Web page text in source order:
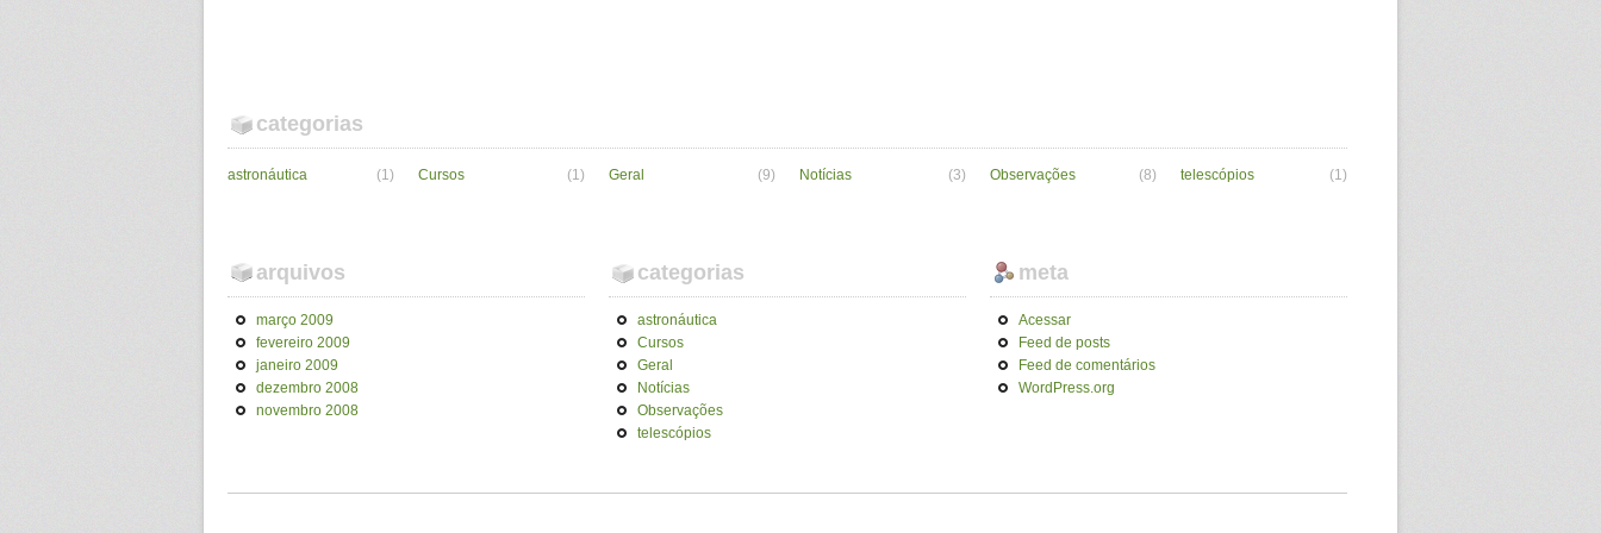
categorias
astronáutica (1) Cursos (1) Geral (9) Notícias (3) Observações (8) telescópios (1)
arquivos
março 2009
fevereiro 2009
janeiro 2009
dezembro 2008
novembro 2008
categorias
astronáutica
Cursos
Geral
Notícias
Observações
telescópios
meta
Acessar
Feed de posts
Feed de comentários
WordPress.org